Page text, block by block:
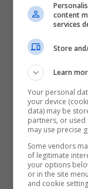
content
services
Store
Learn
Your personal
your device
data) may be
partners, or used
may use precise
Some vendors
of legitimate
your options
or in the site
and cookie